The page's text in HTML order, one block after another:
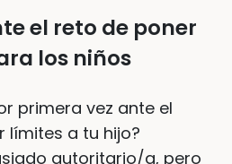
el reto de poner
los niños
primera vez ante el
límites a tu hijo?
autoritario/a, pero